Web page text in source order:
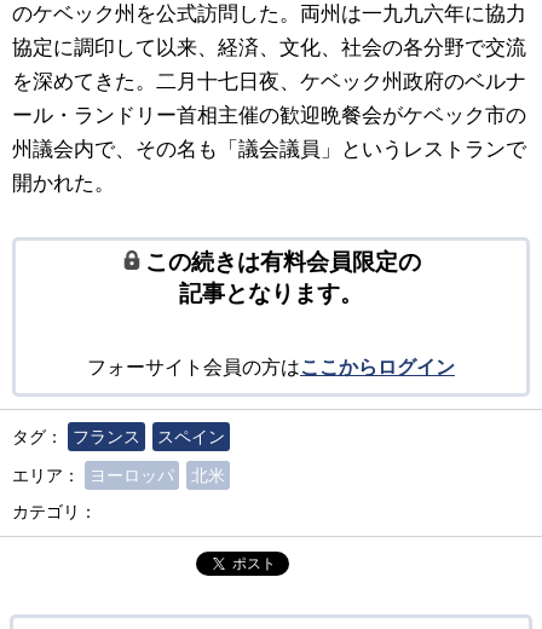
のケベック州を公式訪問した。両州は一九九六年に協力
協定に調印して以来、経済、文化、社会の各分野で交流
を深めてきた。二月十七日夜、ケベック州政府のベルナ
ール・ランドリー首相主催の歓迎晩餐会がケベック市の
州議会内で、その名も「議会議員」というレストランで
開かれた。
この続きは有料会員限定の
記事となります。
フォーサイト会員の方はここからログイン
タグ： フランス
スペイン
エリア：
ヨーロッパ
北米
カテゴリ：
ポスト